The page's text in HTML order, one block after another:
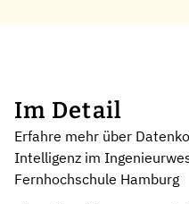
Im Detail
Erfahre mehr über
Intelligenz im
Fernhochschule Hamburg